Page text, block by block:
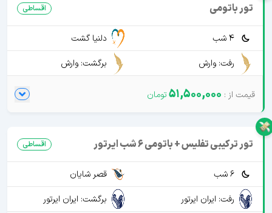
تور باتومی اقساطی
4 شب
دلنیا گشت
رفت: وارش
برگشت: وارش
51,500,000
تور ترکیبی تفلیس + باتومی 6 شب ایرتور اقساطی
6 شب
قصر شایان
رفت: ایران ایرتور
برگشت: ایران ایرتور